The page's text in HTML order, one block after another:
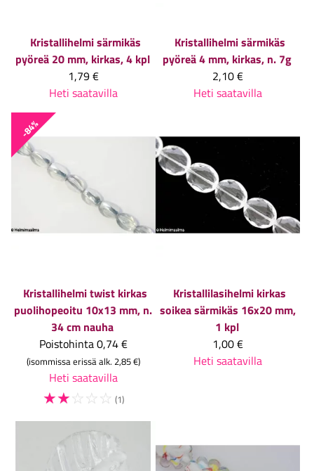
Kristallihelmi särmikäs
pyöreä 20 mm, kirkas, 4 kpl
1,79 €
Heti saatavilla
Kristallihelmi särmikäs
pyöreä 4 mm, kirkas, n. 7g
2,10 €
Heti saatavilla
-84%
Kristallihelmi twist kirkas
puolihopeoitu 10x13 mm, n.
34 cm nauha
Poistohinta0,74 €
(isommissa erissä alk. 2,85 €)
Heti saatavilla
☆☆☆ ☆ ☆ (1)
Kristallilasihelmi kirkas
soikea särmikäs 16x20 mm,
1 kpl
1,00 €
Heti saatavilla